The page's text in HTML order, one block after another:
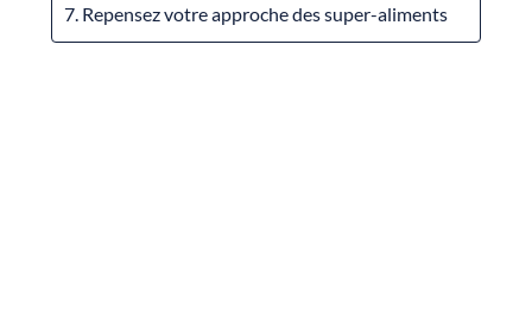
Repensez votre approche des super-aliments